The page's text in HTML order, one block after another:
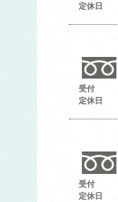
定休日
受付
定休日
受付
定休日